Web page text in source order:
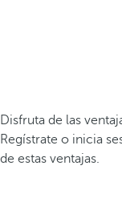
Disfruta de las
Regístrate o inicia
de estas ventajas.